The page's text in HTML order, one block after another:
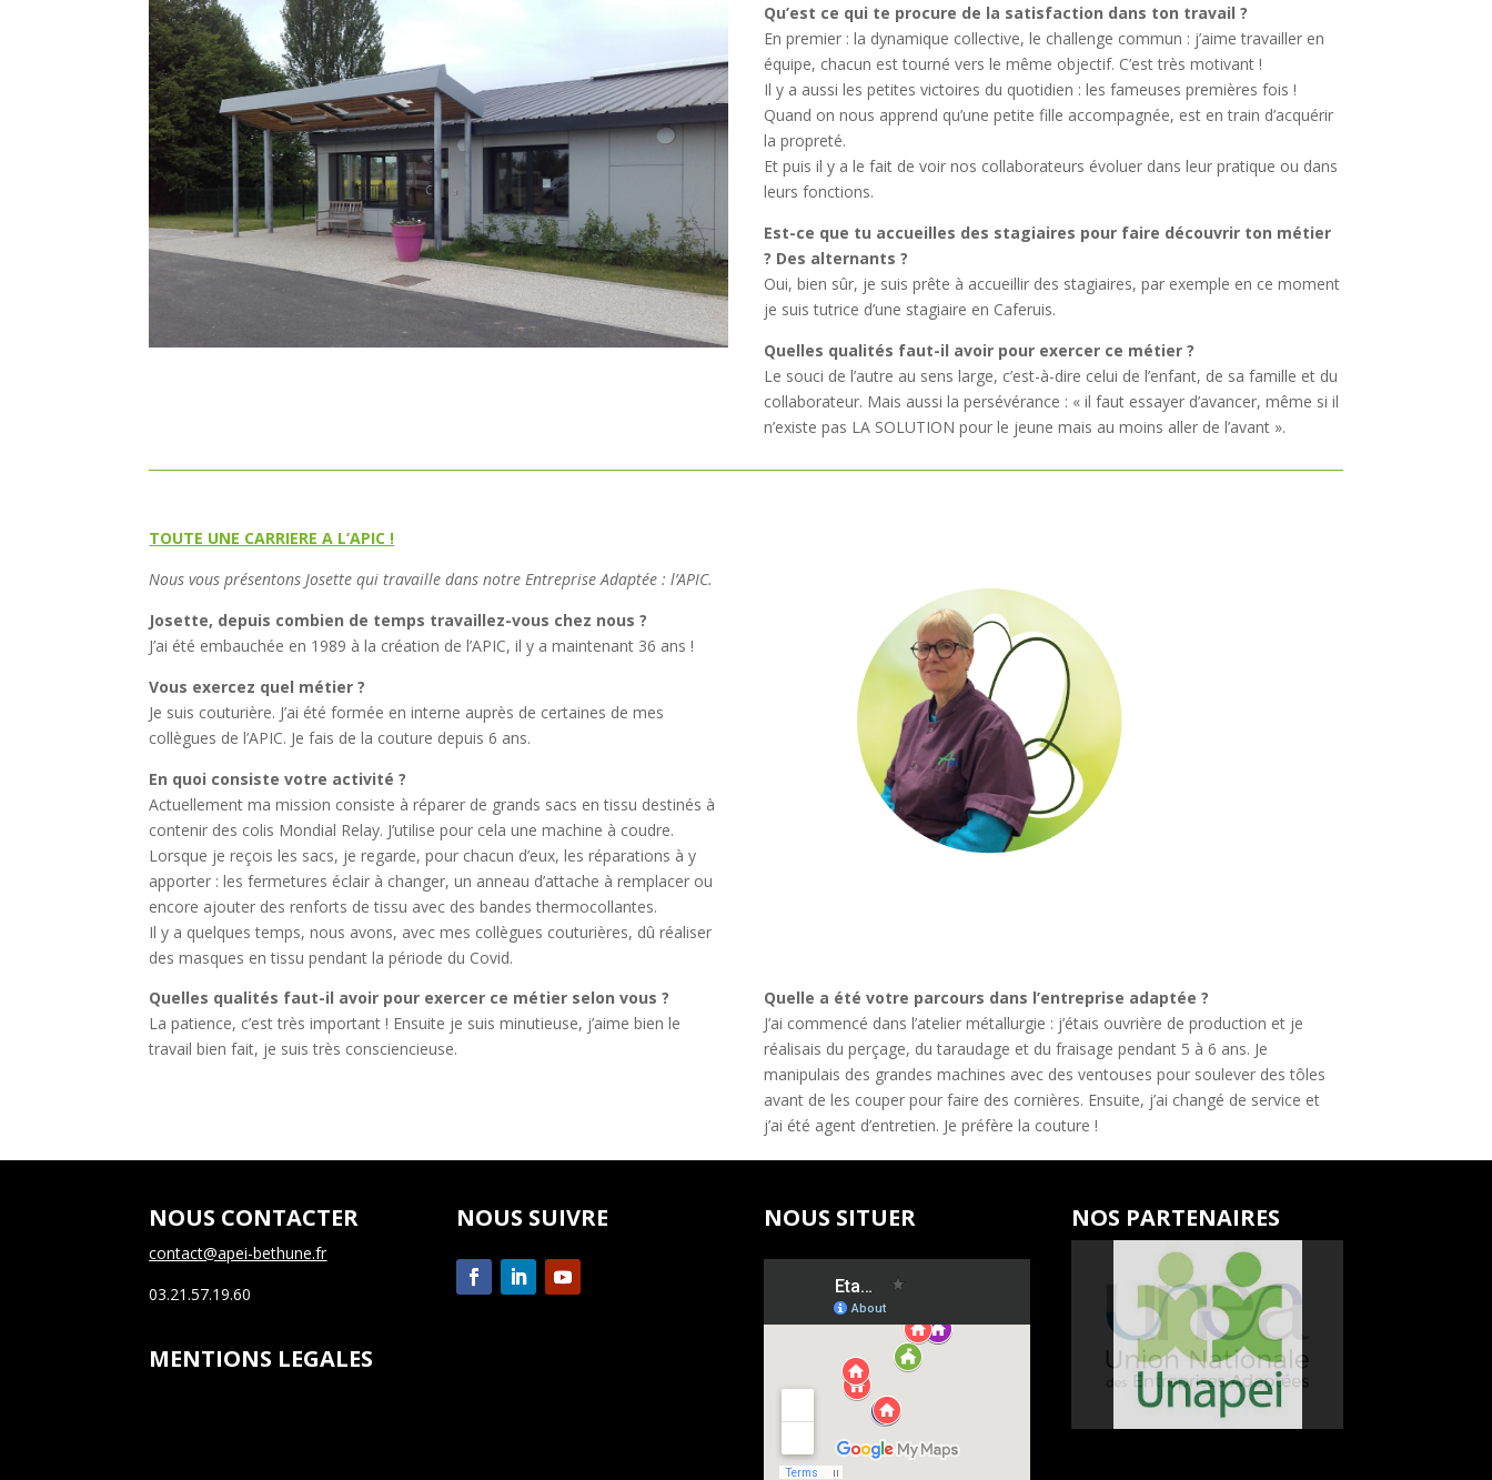
Qu’est ce qui te procure de la satisfaction dans ton travail ?
En premier : la dynamique collective, le challenge commun : j’aime travailler en
équipe, chacun est tourné vers le même objectif. C’est très motivant !
Il y a aussi les petites victoires du quotidien : les fameuses premières fois !
Quand on nous apprend qu’une petite fille accompagnée, est en train d’acquérir
la propreté.
Et puis il y a le fait de voir nos collaborateurs évoluer dans leur pratique ou dans
leurs fonctions.
Est-ce que tu accueilles des stagiaires pour faire découvrir ton métier
? Des alternants ?
Oui, bien sûr, je suis prête à accueillir des stagiaires, par exemple en ce moment
je suis tutrice d’une stagiaire en Caferuis.
Quelles qualités faut-il avoir pour exercer ce métier ?
Le souci de l’autre au sens large, c’est-à-dire celui de l’enfant, de sa famille et du
collaborateur. Mais aussi la persévérance : « il faut essayer d’avancer, même si il
n’existe pas LA SOLUTION pour le jeune mais au moins aller de l’avant ».
TOUTE UNE CARRIERE A L’APIC !
Nous vous présentons Josette qui travaille dans notre Entreprise Adaptée : l’APIC.
Josette, depuis combien de temps travaillez-vous chez nous ?
J’ai été embauchée en 1989 à la création de l’APIC, il y a maintenant 36 ans !
Vous exercez quel métier ?
Je suis couturière. J’ai été formée en interne auprès de certaines de mes
collègues de l’APIC. Je fais de la couture depuis 6 ans.
En quoi consiste votre activité ?
Actuellement ma mission consiste à réparer de grands sacs en tissu destinés à
contenir des colis Mondial Relay. J’utilise pour cela une machine à coudre.
Lorsque je reçois les sacs, je regarde, pour chacun d’eux, les réparations à y
apporter : les fermetures éclair à changer, un anneau d’attache à remplacer ou
encore ajouter des renforts de tissu avec des bandes thermocollantes.
Il y a quelques temps, nous avons, avec mes collègues couturières, dû réaliser
des masques en tissu pendant la période du Covid.
Quelles qualités faut-il avoir pour exercer ce métier selon vous ?
La patience, c’est très important ! Ensuite je suis minutieuse, j’aime bien le
travail bien fait, je suis très consciencieuse.
Quelle a été votre parcours dans l’entreprise adaptée ?
J’ai commencé dans l’atelier métallurgie : j’étais ouvrière de production et je
réalisais du perçage, du taraudage et du fraisage pendant 5 à 6 ans. Je
manipulais des grandes machines avec des ventouses pour soulever des tôles
avant de les couper pour faire des cornières. Ensuite, j’ai changé de service et
j’ai été agent d’entretien. Je préfère la couture !
NOUS CONTACTER
contact@apei-bethune.fr
03.21.57.19.60
MENTIONS LEGALES
NOUS SUIVRE NOUS SITUER NOS PARTENAIRES